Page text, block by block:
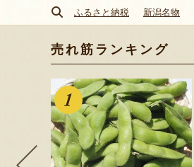
ふるさと納税 新潟名物
売れ筋ランキング